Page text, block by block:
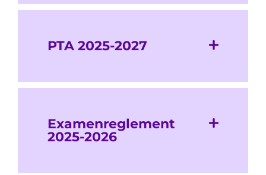
PTA 2025-2027
Examenreglement
2025-2026